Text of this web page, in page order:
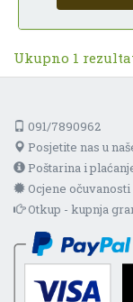
Ukupno 1
091/7890962
Posjetite nas u
Poštarina i
Ocjene očuvanosti
Otkup - kupnja